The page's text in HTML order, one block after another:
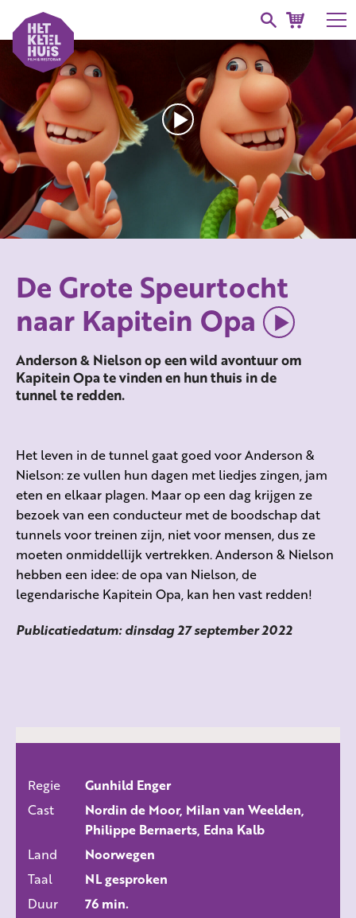
De Grote Speurtocht
naar Kapitein Opa
Anderson & Nielson op een wild avontuur om
Kapitein Opa te vinden en hun thuis in de
tunnel te redden.
Het leven in de tunnel gaat goed voor Anderson &
Nielson: ze vullen hun dagen met liedjes zingen, jam
eten en elkaar plagen. Maar op een dag krijgen ze
bezoek van een conducteur met de boodschap dat
tunnels voor treinen zijn, niet voor mensen, dus ze
moeten onmiddellijk vertrekken. Anderson & Nielson
hebben een idee: de opa van Nielson, de
legendarische Kapitein Opa, kan hen vast redden!
Publicatiedatum: dinsdag 27 september 2022
ALLE FILMS
Regie
Gunhild Enger
Cast
Nordin de Moor, Milan van Weelden,
Philippe Bernaerts, Edna Kalb
Land
Noorwegen
Taal
NL gesproken
Duur
76 min.